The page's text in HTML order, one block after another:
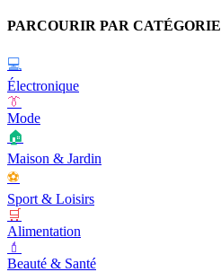
PARCOURIR PAR CATÉGORIE
💻
Électronique
👔
Mode
🏠
Maison & Jardin
⚽
Sport & Loisirs
🛒
Alimentation
💄
Beauté & Santé